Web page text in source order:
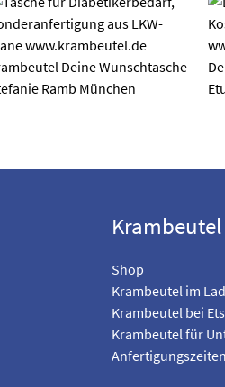
Shop
Krambeutel im
Krambeutel bei
Krambeutel für